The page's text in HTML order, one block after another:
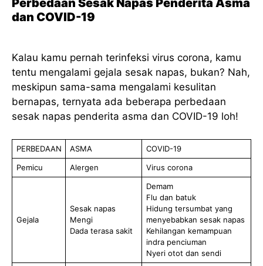
Perbedaan Sesak Napas Penderita Asma
dan COVID-19
Kalau kamu pernah terinfeksi virus corona, kamu
tentu mengalami gejala sesak napas, bukan? Nah,
meskipun sama-sama mengalami kesulitan
bernapas, ternyata ada beberapa perbedaan
sesak napas penderita asma dan COVID-19 loh!
PERBEDAAN ASMA
COVID-19
Pemicu
Alergen Virus corona
Gejala
Sesak napas
Mengi
Dada terasa sakit
Demam
Flu dan batuk
Hidung tersumbat yang
menyebabkan sesak napas
Kehilangan kemampuan
indra penciuman
Nyeri otot dan sendi